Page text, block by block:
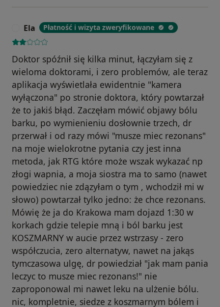
Ela Płatność i wizyta zweryfikowane
Doktor spóźnił się kilka minut, łączyłam się z
wieloma doktorami, i zero problemów, ale teraz
aplikacja wyświetlała ewidentnie "kamera
wyłączona" po stronie doktora, który powtarzał
że to jakiś błąd. Zaczęłam mówić objawy bólu
barku, po wymienieniu dosłownie trzech, dr
przerwał i od razy mówi "musze miec rezonans"
na moje wielokrotne pytania czy jest inna
metoda, jak RTG które może wszak wykazać np
złogi wapnia, a moja siostra ma to samo (nawet
powiedziec nie zdązyłam o tym , wchodził mi w
słowo) powtarzał tylko jedno: że chce rezonans.
Mówię że ja do Krakowa mam dojazd 1:30 w
korkach gdzie telepie mną i ból barku jest
KOSZMARNY w aucie przez wstrzasy - zero
współczucia, zero alternatyw, nawet na jakąs
tymczasowa ulgę, dr powiedział "jak mam pania
leczyc to musze miec rezonans!" nie
zaproponowal mi nawet leku na ulżenie bólu.
nic, kompletnie, siedze z koszmarnym bólem i